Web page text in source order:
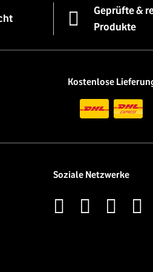
Geprüfte &
Produkte
Kostenlose
Soziale Netzwerke